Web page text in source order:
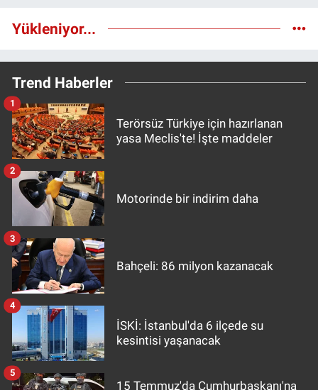
Yükleniyor...
Trend Haberler
Terörsüz Türkiye için hazırlanan
yasa Meclis'te! İşte maddeler
1
Motorinde bir indirim daha
2
Bahçeli: 86 milyon kazanacak
3
İSKİ: İstanbul'da 6 ilçede su
kesintisi yaşanacak
4
15 Temmuz'da Cumhurbaşkanı'na
5